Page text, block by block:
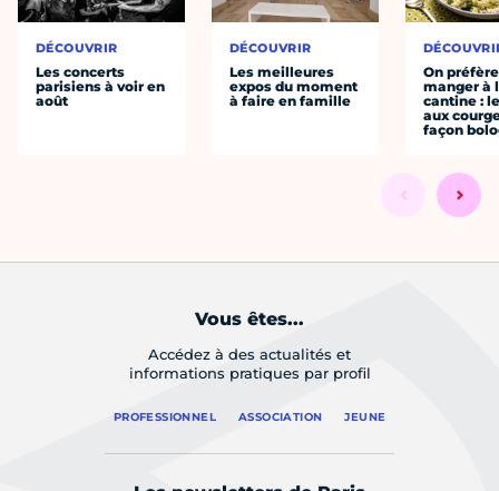
DÉCOUVRIR
Les concerts
parisiens à voir en
août
DÉCOUVRIR
Les meilleures
expos du moment
à faire en famille
On préfère
manger à
cantine :
aux
façon
Vous êtes...
Accédez à des actualités et
informations pratiques par profil
PROFESSIONNEL ASSOCIATION JEUNE